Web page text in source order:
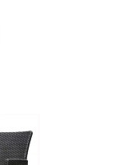
(капучино /